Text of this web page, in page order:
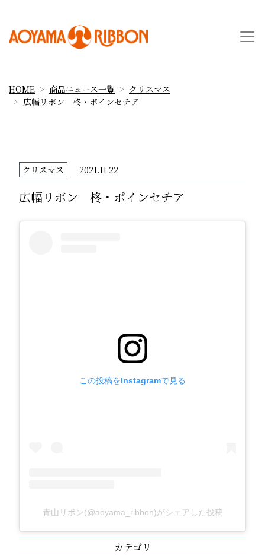
HOME 商品ニュース一覧
クリスマス
広幅リボン 柊・ポインセチア
クリスマス 2021.11.22
広幅リボン 柊・ポインセチア
この投稿をInstagramで見る
青山リボン(@aoyama_ribbon)がシェアした投稿
カテゴリ